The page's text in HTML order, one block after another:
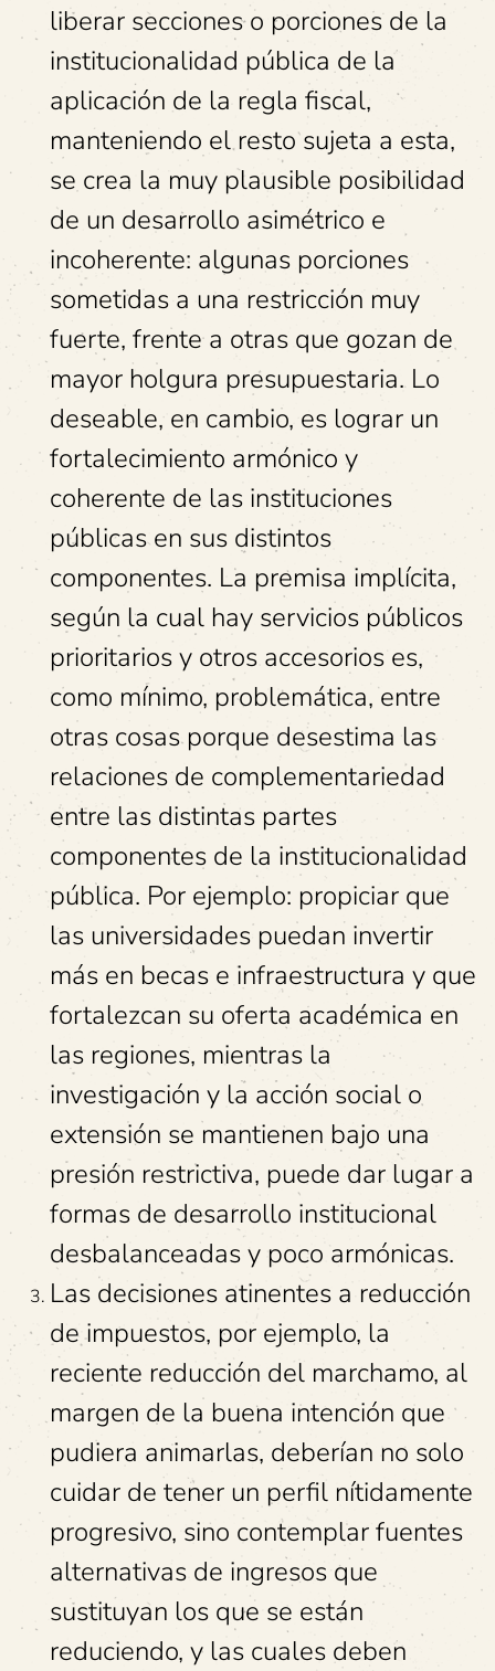
liberar secciones o porciones de la
institucionalidad pública de la
aplicación de la regla fiscal,
manteniendo el resto sujeta a esta,
se crea la muy plausible posibilidad
de un desarrollo asimétrico e
incoherente: algunas porciones
sometidas a una restricción muy
fuerte, frente a otras que gozan de
mayor holgura presupuestaria. Lo
deseable, en cambio, es lograr un
fortalecimiento armónico y
coherente de las instituciones
públicas en sus distintos
componentes. La premisa implícita,
según la cual hay servicios públicos
prioritarios y otros accesorios es,
como mínimo, problemática, entre
otras cosas porque desestima las
relaciones de complementariedad
entre las distintas partes
componentes de la institucionalidad
pública. Por ejemplo: propiciar que
las universidades puedan invertir
más en becas e infraestructura y que
fortalezcan su oferta académica en
las regiones, mientras la
investigación y la acción social o
extensión se mantienen bajo una
presión restrictiva, puede dar lugar a
formas de desarrollo institucional
desbalanceadas y poco armónicas.
Las decisiones atinentes a reducción
de impuestos, por ejemplo, la
reciente reducción del marchamo, al
margen de la buena intención que
pudiera animarlas, deberían no solo
cuidar de tener un perfil nítidamente
progresivo, sino contemplar fuentes
alternativas de ingresos que
sustituyan los que se están
reduciendo, y las cuales deben